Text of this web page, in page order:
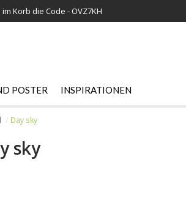
Korb die Code - OVZ7KH
POSTER INSPIRATIONEN
Day sky
sky